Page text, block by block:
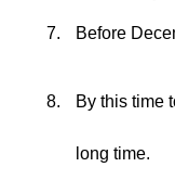
Before
By this time
long time.